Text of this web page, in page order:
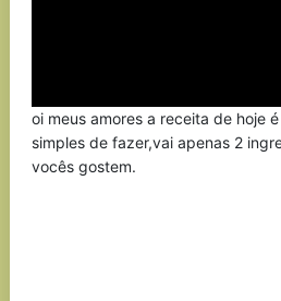
oi meus amores a receita de hoje
simples de fazer,vai apenas 2
vocês gostem.